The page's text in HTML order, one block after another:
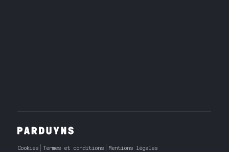
Cookies Termes et conditions Mentions légales